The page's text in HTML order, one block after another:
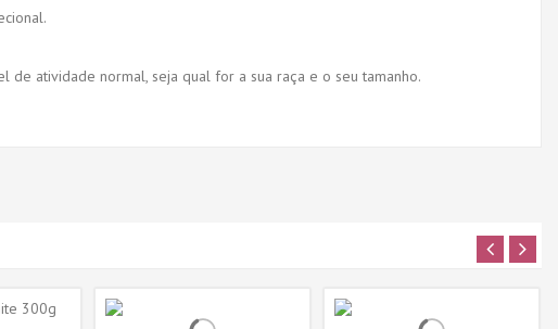
de atividade normal, seja qual for a sua raça e o seu tamanho.